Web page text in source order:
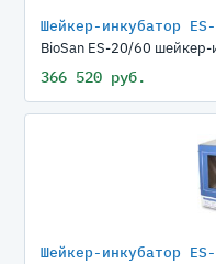
Шейкер-инкубатор
BioSan ЕS-20/60
366 520 руб.
Шейкер-инкубатор